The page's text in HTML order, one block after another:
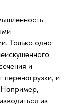
Только одно
и
и
Например,
из